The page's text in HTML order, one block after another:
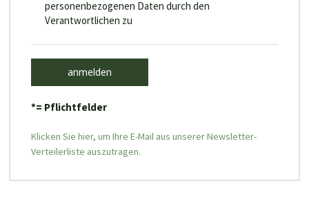
personenbezogenen Daten durch den
Verantwortlichen zu
anmelden
*= Pflichtfelder
Klicken Sie hier, um Ihre E-Mail aus unserer Newsletter-
Verteilerliste auszutragen.